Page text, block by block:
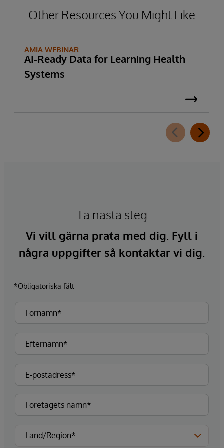
Other Resources You Might Like
AMIA WEBINAR
AI-Ready Data for Learning Health
Systems
Ta nästa steg
Vi vill gärna prata med dig. Fyll i
några uppgifter så kontaktar vi dig.
*Obligatoriska fält